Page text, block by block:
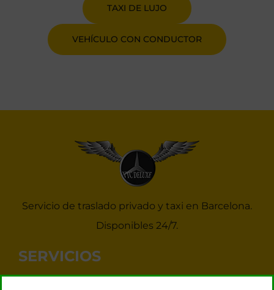
TAXI DE LUJO
VEHÍCULO CON CONDUCTOR
Servicio de traslado privado y taxi en Barcelona.
Disponibles 24/7.
SERVICIOS